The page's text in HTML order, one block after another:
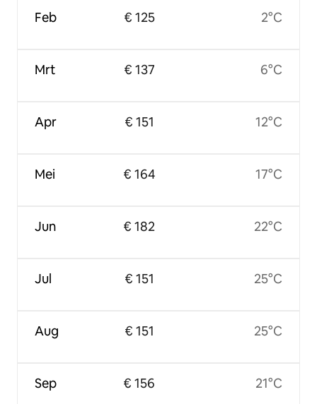
Feb
Mrt
Apr
Mei
Jun
Jul
Aug
Sep
€ 125
€ 137
€ 151
€ 164
€ 182
€ 151
€ 151
€ 156
2°C
6°C
12°C
17°C
22°C
25°C
25°C
21°C